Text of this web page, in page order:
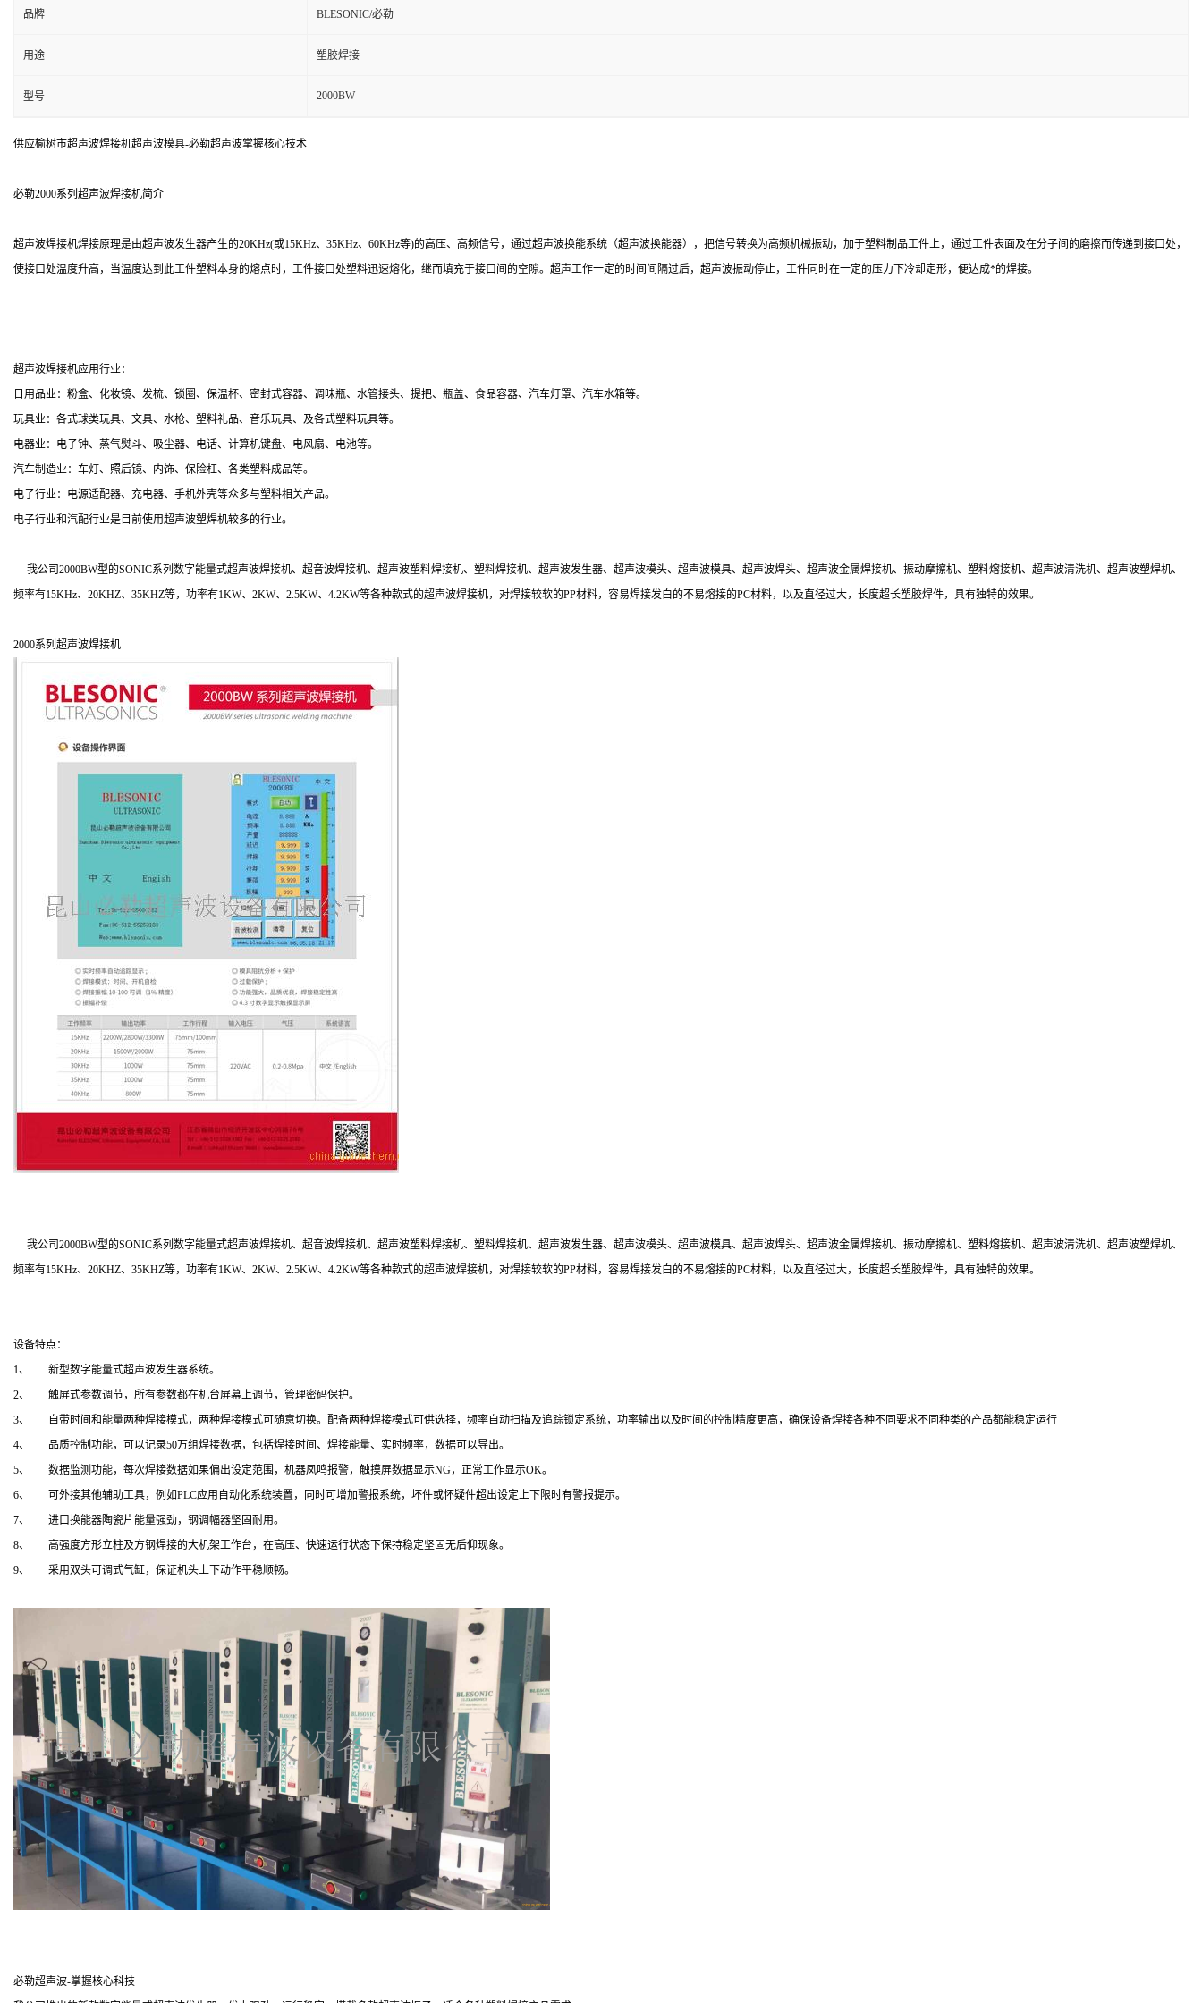
品牌 BLESONIC/必勒
用途 塑胶焊接
型号 2000BW
供应榆树市超声波焊接机超声波模具-必勒超声波掌握核心技术
必勒2000系列超声波焊接机简介
超声波焊接机焊接原理是由超声波发生器产生的20KHz(或15KHz、35KHz、60KHz等)的高压、高频信号，通过超声波换能系统（超声波换能器），把信号转换为高频机械振动，加于塑料制品工件上，通过工件表面及在分子间的磨擦而传递到接口处，
使接口处温度升高，当温度达到此工件塑料本身的熔点时，工件接口处塑料迅速熔化，继而填充于接口间的空隙。超声工作一定的时间间隔过后，超声波振动停止，工件同时在一定的压力下冷却定形，便达成*的焊接。
超声波焊接机应用行业：
日用品业：粉盒、化妆镜、发梳、锁圈、保温杯、密封式容器、调味瓶、水管接头、提把、瓶盖、食品容器、汽车灯罩、汽车水箱等。
玩具业：各式球类玩具、文具、水枪、塑料礼品、音乐玩具、及各式塑料玩具等。
电器业：电子钟、蒸气熨斗、吸尘器、电话、计算机键盘、电风扇、电池等。
汽车制造业：车灯、照后镜、内饰、保险杠、各类塑料成品等。
电子行业：电源适配器、充电器、手机外壳等众多与塑料相关产品。
电子行业和汽配行业是目前使用超声波塑焊机较多的行业。
我公司2000BW型的SONIC系列数字能量式超声波焊接机、超音波焊接机、超声波塑料焊接机、塑料焊接机、超声波发生器、超声波模头、超声波模具、超声波焊头、超声波金属焊接机、振动摩擦机、塑料熔接机、超声波清洗机、超声波塑焊机、
频率有15KHz、20KHZ、35KHZ等，功率有1KW、2KW、2.5KW、4.2KW等各种款式的超声波焊接机，对焊接较软的PP材料，容易焊接发白的不易熔接的PC材料，以及直径过大，长度超长塑胶焊件，具有独特的效果。
2000系列超声波焊接机
我公司2000BW型的SONIC系列数字能量式超声波焊接机、超音波焊接机、超声波塑料焊接机、塑料焊接机、超声波发生器、超声波模头、超声波模具、超声波焊头、超声波金属焊接机、振动摩擦机、塑料熔接机、超声波清洗机、超声波塑焊机、
频率有15KHz、20KHZ、35KHZ等，功率有1KW、2KW、2.5KW、4.2KW等各种款式的超声波焊接机，对焊接较软的PP材料，容易焊接发白的不易熔接的PC材料，以及直径过大，长度超长塑胶焊件，具有独特的效果。
设备特点：
1、 新型数字能量式超声波发生器系统。
2、 触屏式参数调节，所有参数都在机台屏幕上调节，管理密码保护。
3、 自带时间和能量两种焊接模式，两种焊接模式可随意切换。配备两种焊接模式可供选择，频率自动扫描及追踪锁定系统，功率输出以及时间的控制精度更高，确保设备焊接各种不同要求不同种类的产品都能稳定运行
4、 品质控制功能，可以记录50万组焊接数据，包括焊接时间、焊接能量、实时频率，数据可以导出。
5、 数据监测功能，每次焊接数据如果偏出设定范围，机器凤鸣报警，触摸屏数据显示NG，正常工作显示OK。
6、 可外接其他辅助工具，例如PLC应用自动化系统装置，同时可增加警报系统，坏件或怀疑件超出设定上下限时有警报提示。
7、 进口换能器陶瓷片能量强劲，钢调幅器坚固耐用。
8、 高强度方形立柱及方钢焊接的大机架工作台，在高压、快速运行状态下保持稳定坚固无后仰现象。
9、 采用双头可调式气缸，保证机头上下动作平稳顺畅。
必勒超声波-掌握核心科技